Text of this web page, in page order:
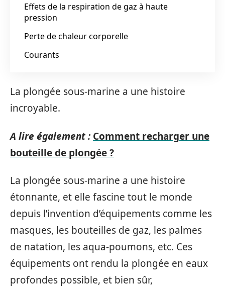
Effets de la respiration de gaz à haute
pression
Perte de chaleur corporelle
Courants
La plongée sous-marine a une histoire
incroyable.
A lire également : Comment recharger une
bouteille de plongée ?
La plongée sous-marine a une histoire
étonnante, et elle fascine tout le monde
depuis l’invention d’équipements comme les
masques, les bouteilles de gaz, les palmes
de natation, les aqua-poumons, etc. Ces
équipements ont rendu la plongée en eaux
profondes possible, et bien sûr,